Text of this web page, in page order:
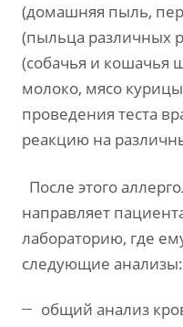
(домашняя пыль,
(пыльца различных
(собачья и кошачья
молоко, мясо
проведения теста
реакцию на
После этого
направляет
лабораторию, где
следующие анализы:
общий анализ